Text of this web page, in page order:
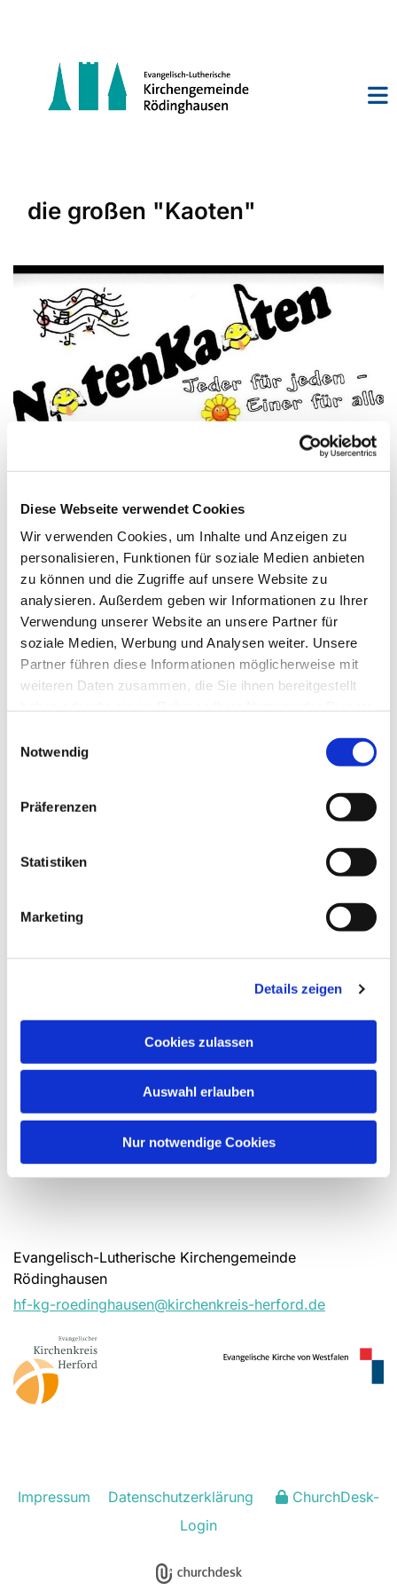
Diese Webseite verwendet Cookies
Wir verwenden Cookies, um Inhalte und Anzeigen zu
personalisieren, Funktionen für soziale Medien anbieten
zu können und die Zugriffe auf unsere Website zu
analysieren. Außerdem geben wir Informationen zu Ihrer
Verwendung unserer Website an unsere Partner für
soziale Medien, Werbung und Analysen weiter. Unsere
Partner führen diese Informationen möglicherweise mit
weiteren Daten zusammen, die Sie ihnen bereitgestellt
Notwendig
Präferenzen
Statistiken
Marketing
Details zeigen
Cookies zulassen
Auswahl erlauben
Nur notwendige Cookies
die großen "Kaoten"
Donnerstag, 23. September 2027,
18:00 Uhr
Gemeindehaus Schweningdorf, Am
Gemeindehaus 33, 32289
Rödinghausen
Evangelisch-Lutherische Kirchengemeinde
Rödinghausen
hf-kg-roedinghausen@kirchenkreis-herford.de
Impressum Datenschutzerklärung
ChurchDesk-
Login